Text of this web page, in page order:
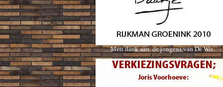
Mett dank aan de jongens van De Wit